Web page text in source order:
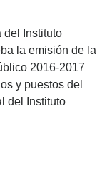
del Instituto
la emisión de la
2016-2017
y puestos del
del Instituto